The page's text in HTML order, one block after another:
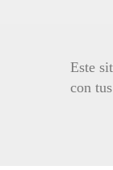
Este
con